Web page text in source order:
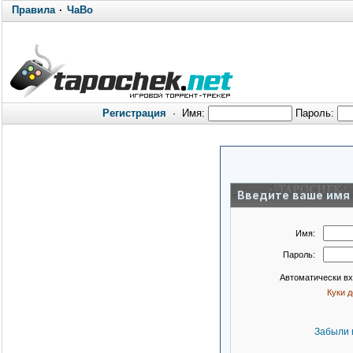
Правила· ЧаВо
Регистрация · Имя: Пароль:
Введите ваше имя
Имя:
Пароль:
Автоматически
Куки
Забыли